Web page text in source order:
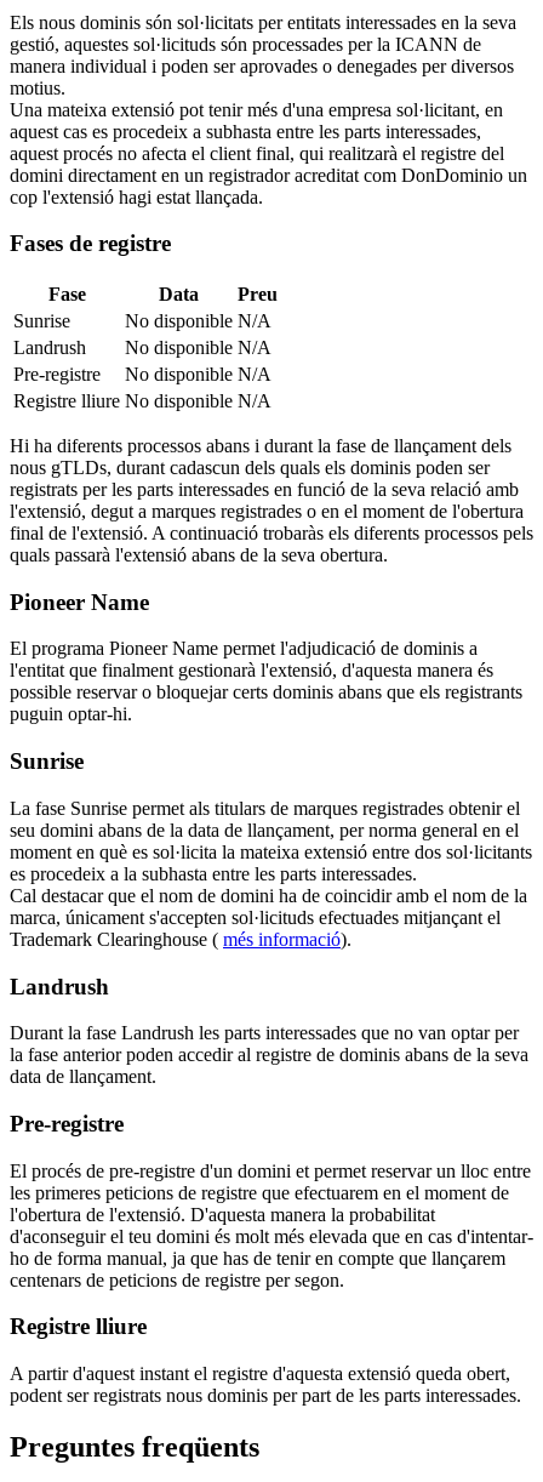
Els nous dominis són sol·licitats per entitats interessades en la seva
gestió, aquestes sol·licituds són processades per la ICANN de
manera individual i poden ser aprovades o denegades per diversos
motius.
Una mateixa extensió pot tenir més d'una empresa sol·licitant, en
aquest cas es procedeix a subhasta entre les parts interessades,
aquest procés no afecta el client final, qui realitzarà el registre del
domini directament en un registrador acreditat com DonDominio un
cop l'extensió hagi estat llançada.
Fases de registre
Fase Data
Preu
Sunrise
No disponible N/A
Landrush
No disponible N/A
Pre-registre
No disponible N/A
Registre lliure No disponible N/A
Hi ha diferents processos abans i durant la fase de llançament dels
nous gTLDs, durant cadascun dels quals els dominis poden ser
registrats per les parts interessades en funció de la seva relació amb
l'extensió, degut a marques registrades o en el moment de l'obertura
final de l'extensió. A continuació trobaràs els diferents processos pels
quals passarà l'extensió abans de la seva obertura.
Pioneer Name
El programa Pioneer Name permet l'adjudicació de dominis a
l'entitat que finalment gestionarà l'extensió, d'aquesta manera és
possible reservar o bloquejar certs dominis abans que els registrants
puguin optar-hi.
Sunrise
La fase Sunrise permet als titulars de marques registrades obtenir el
seu domini abans de la data de llançament, per norma general en el
moment en què es sol·licita la mateixa extensió entre dos sol·licitants
es procedeix a la subhasta entre les parts interessades.
Cal destacar que el nom de domini ha de coincidir amb el nom de la
marca, únicament s'accepten sol·licituds efectuades mitjançant el
Trademark Clearinghouse ( més informació).
Landrush
Durant la fase Landrush les parts interessades que no van optar per
la fase anterior poden accedir al registre de dominis abans de la seva
data de llançament.
Pre-registre
El procés de pre-registre d'un domini et permet reservar un lloc entre
les primeres peticions de registre que efectuarem en el moment de
l'obertura de l'extensió. D'aquesta manera la probabilitat
d'aconseguir el teu domini és molt més elevada que en cas d'intentar-
ho de forma manual, ja que has de tenir en compte que llançarem
centenars de peticions de registre per segon.
Registre lliure
A partir d'aquest instant el registre d'aquesta extensió queda obert,
podent ser registrats nous dominis per part de les parts interessades.
Preguntes freqüents